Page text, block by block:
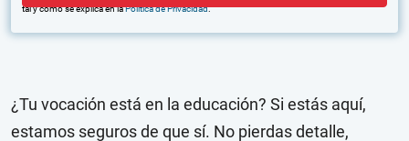
tal y como se explica en laPolítica de Privacidad.
¿Tu vocación está en la educación? Si estás aquí,
estamos seguros de que sí. No pierdas detalle,